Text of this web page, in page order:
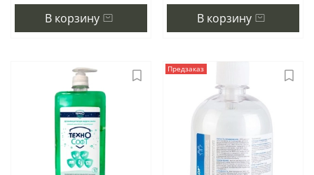
В корзину В корзину
Предзаказ